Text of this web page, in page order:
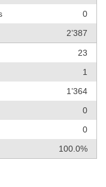
0
2’387
23
1
1’364
0
0
100.0%